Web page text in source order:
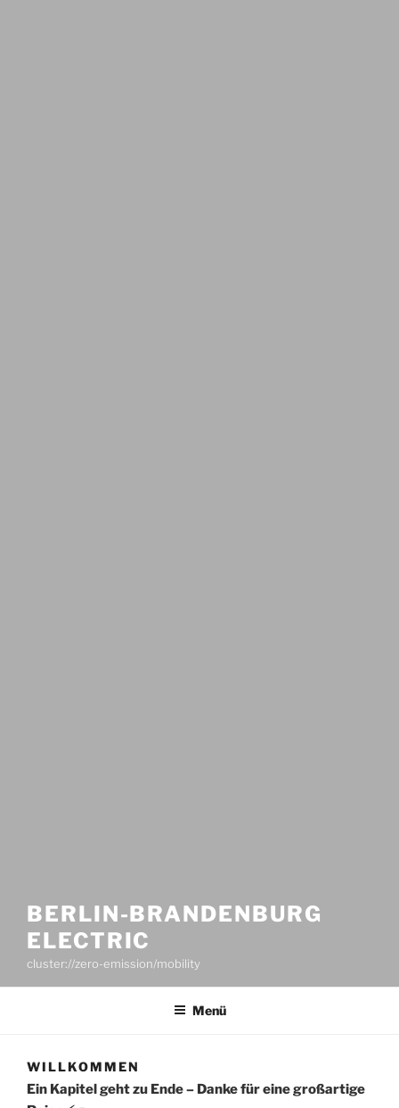
BERLIN-BRANDENBURG
ELECTRIC
cluster://zero-emission/mobility
Menü
WILLKOMMEN
Ein Kapitel geht zu Ende – Danke für eine großartige